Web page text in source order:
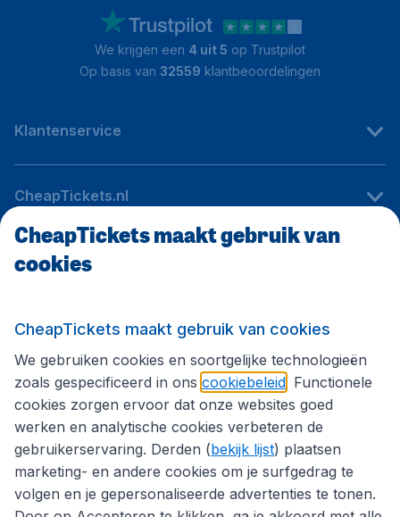
We krijgen een 4 uit 5 op Trustpilot
Op basis van 32559 klantbeoordelingen
Klantenservice
CheapTickets.nl
Internationale sites
Volg CheapTickets.nl
CheapTickets maakt gebruik van
cookies
CheapTickets maakt gebruik van cookies
We gebruiken cookies en soortgelijke technologieën
zoals gespecificeerd in ons cookiebeleid . Functionele
cookies zorgen ervoor dat onze websites goed
werken en analytische cookies verbeteren de
gebruikerservaring. Derden (bekijk lijst) plaatsen
marketing- en andere cookies om je surfgedrag te
volgen en je gepersonaliseerde advertenties te tonen.